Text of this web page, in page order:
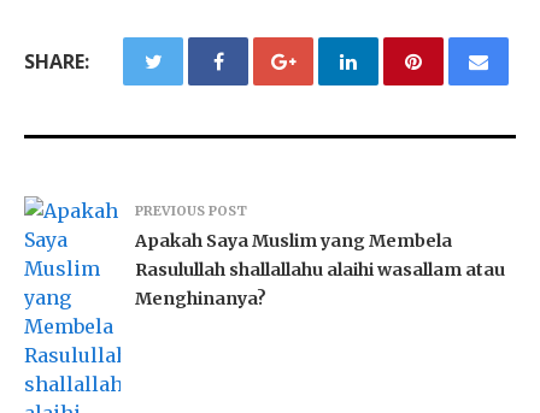
SHARE:
PREVIOUS POST
Apakah Saya Muslim yang Membela
Rasulullah shallallahu alaihi wasallam atau
Menghinanya?